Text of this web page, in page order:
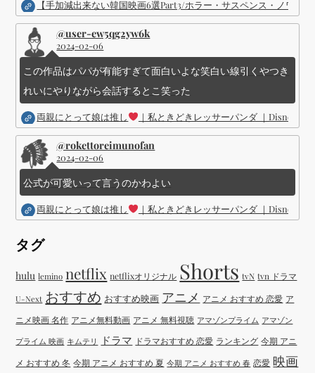
【手加減出来ない韓国映画6選Part3/ホラー・サスペンス・ノワー
@user-ew5qg2yw6k
2024-02-06
この作品はパパが有能すぎて面白いよな笑白い線引くやつき
れいにやりながら会話するとこ笑った
両親にとって娘は推し ｜私ときどきレッサーパンダ ｜Disney (
@rokettoreimunofan
2024-02-06
公式が可愛いって言うのかわよい
両親にとって娘は推し ｜私ときどきレッサーパンダ ｜Disney (
タグ
hulu lemino netflix netflixオリジナル Shorts tvN tvn ドラマ
U-Next おすすめ おすすめ映画 アニメ アニメ おすすめ 恋愛 ア
ニメ映画 名作 アニメ無料動画 アニメ 無料視聴 アマゾンプライム アマゾン
プライム 映画 キムテリ ドラマ ドラマおすすめ 恋愛 ランキング 今期 アニ
メ おすすめ 冬 今期 アニメ おすすめ 夏 今期 アニメ おすすめ 春 恋愛 映画